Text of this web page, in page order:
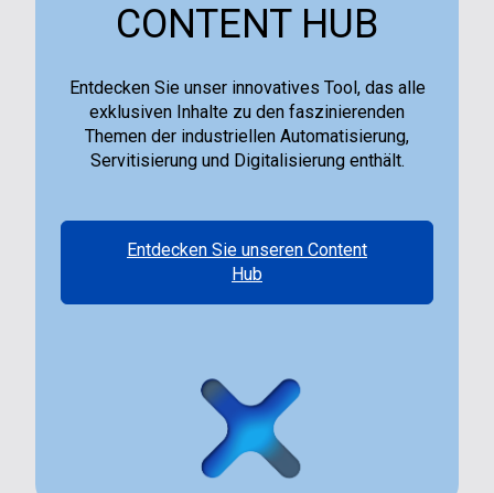
CONTENT HUB
Entdecken Sie unser innovatives Tool, das alle
exklusiven Inhalte zu den faszinierenden
Themen der industriellen Automatisierung,
Servitisierung und Digitalisierung enthält.
Entdecken Sie unseren Content
Hub